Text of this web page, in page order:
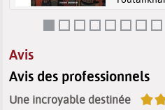
en 1922,
Avis
Avis des professionnels
Une incroyable destinée 5/5